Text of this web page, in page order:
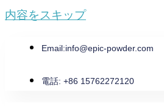
内容をスキップ
Email:info@epic-powder.com
電話: +86 15762272120